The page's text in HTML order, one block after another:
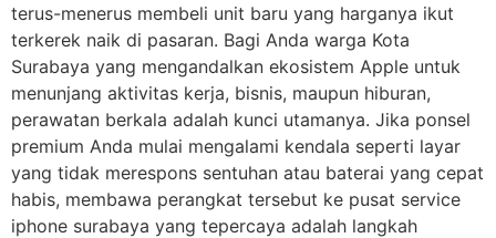
terus-menerus membeli unit baru yang harganya ikut
terkerek naik di pasaran. Bagi Anda warga Kota
Surabaya yang mengandalkan ekosistem Apple untuk
menunjang aktivitas kerja, bisnis, maupun hiburan,
perawatan berkala adalah kunci utamanya. Jika ponsel
premium Anda mulai mengalami kendala seperti layar
yang tidak merespons sentuhan atau baterai yang cepat
habis, membawa perangkat tersebut ke pusat service
iphone surabaya yang tepercaya adalah langkah